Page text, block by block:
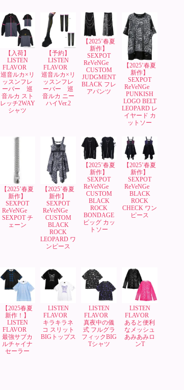
【入荷】
LISTEN
FLAVOR
巡音ルカ×リ
ッスンフレ
ーバー 巡
音ルカ スト
レッチ2WAY
シャツ
【予約】
LISTEN
FLAVOR
巡音ルカ×リ
ッスンフレ
ーバー 巡
音ルカ ニー
ハイVer.2
【2025’春夏
新作】
SEXPOT
ReVeNGe
CUSTOM
JUDGMENT
BLACK フレ
アパンツ
【2025’春夏
新作】
SEXPOT
ReVeNGe
PUNKISH
LOGO BELT
LEOPARD レ
イヤード カ
ットソー
【2025’春夏
新作】
SEXPOT
ReVeNGe
SEXPOT チ
ェーン
【2025’春夏
新作】
SEXPOT
ReVeNGe
CUSTOM
BLACK
ROCK
LEOPARD ワ
ンピース
【2025’春夏
新作】
SEXPOT
ReVeNGe
CUSTOM
BLACK
ROCK
BONDAGE
ビッグ カッ
トソー
【2025’春夏
新作】
SEXPOT
ReVeNGe
BLACK
ROCK
CHECK ワン
ピース
【2025春夏
新作！】
LISTEN
FLAVOR
最強サブカ
ルチャイナ
セーラー
LISTEN
FLAVOR
キラキラネ
コ スリット
BIGトップス
LISTEN
FLAVOR
真夜中の儀
式 フルグラ
フィックBIG
Tシャツ
LISTEN
FLAVOR
あると便利
なメッシュ
あみあみロ
ンT